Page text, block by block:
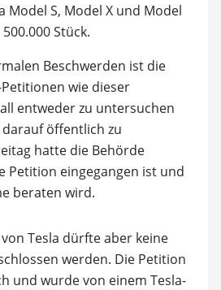
Model S, Model X und Model
Stück.
Beschwerden ist die
wie dieser
entweder zu untersuchen
öffentlich zu
hatte die Behörde
Petition eingegangen ist und
beraten wird.
Tesla dürfte aber keine
werden. Die Petition
und wurde von einem Tesla-